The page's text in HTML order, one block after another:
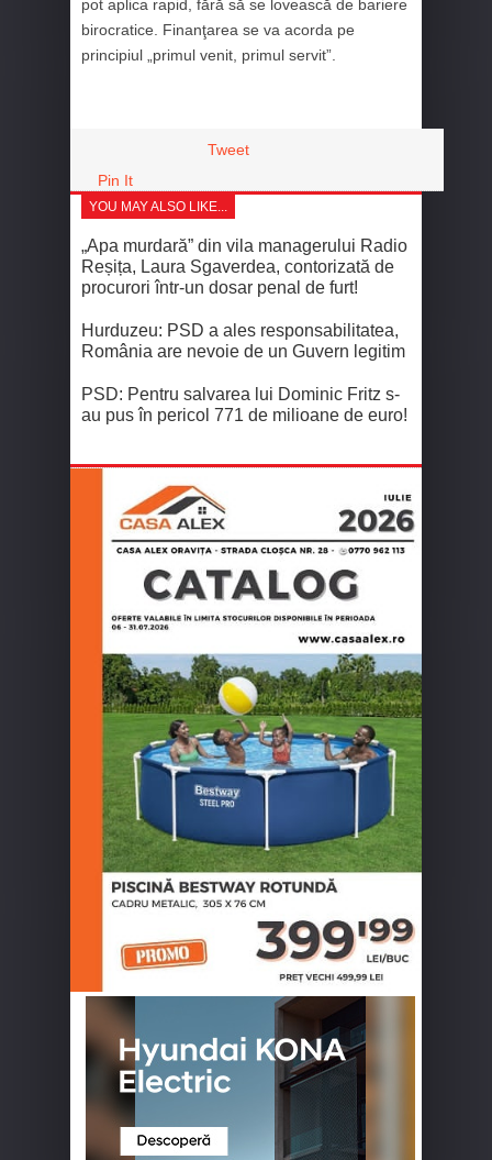
pot aplica rapid, fără să se lovească de bariere
birocratice. Finanţarea se va acorda pe
principiul „primul venit, primul servit”.
Tweet
Pin It
YOU MAY ALSO LIKE...
„Apa murdară” din vila managerului Radio
Reșița, Laura Sgaverdea, contorizată de
procurori într-un dosar penal de furt!
Hurduzeu: PSD a ales responsabilitatea,
România are nevoie de un Guvern legitim
PSD: Pentru salvarea lui Dominic Fritz s-
au pus în pericol 771 de milioane de euro!